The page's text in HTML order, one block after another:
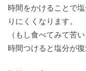
時間をかけることで
りにくくなります。
（もし食べてみて苦
時間つけると塩分が復